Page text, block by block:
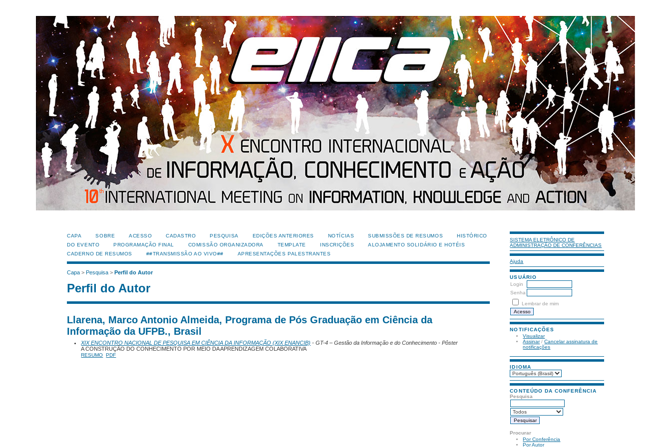
SISTEMA ELETRÔNICO DE
ADMINISTRAÇÃO DE CONFERÊNCIAS
Ajuda
USUÁRIO
Login
Senha
Lembrar de mim
NOTIFICAÇÕES
Visualizar
Assinar/Cancelar assinatura de
notificações
IDIOMA
CONTEÚDO DA CONFERÊNCIA
Pesquisa
Procurar
Por Conferência
Por Autor
CAPA SOBRE ACESSO CADASTRO PESQUISA EDIÇÕES ANTERIORES NOTÍCIAS SUBMISSÕES DE RESUMOS
HISTÓRICO
DO EVENTO
PROGRAMAÇÃO FINAL COMISSÃO ORGANIZADORA TEMPLATE INSCRIÇÕES
ALOJAMENTO SOLIDÁRIO E HOTÉIS
CADERNO DE RESUMOS
##TRANSMISSÃO AO VIVO## APRESENTAÇÕES PALESTRANTES
Capa >Pesquisa >Perfil do Autor
Perfil do Autor
Llarena, Marco Antonio Almeida, Programa de Pós Graduação em Ciência da
Informação da UFPB., Brasil
XIX ENCONTRO NACIONAL DE PESQUISA EM CIÊNCIA DA INFORMAÇÃO (XIX ENANCIB) - GT-4 – Gestão da Informação e do Conhecimento - Pôster
A CONSTRUÇÃO DO CONHECIMENTO POR MEIO DA APRENDIZAGEM COLABORATIVA
RESUMO PDF